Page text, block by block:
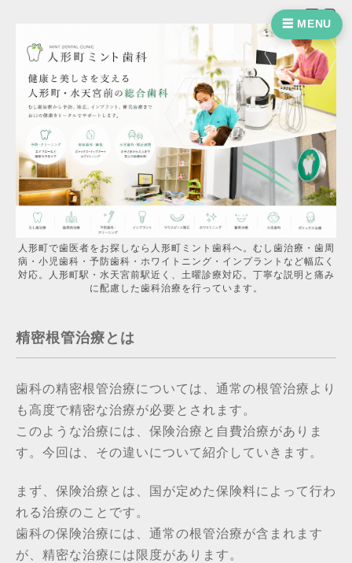
☰ MENU
人形町で歯医者をお探しなら人形町ミント歯科へ。むし歯治療・歯周
病・小児歯科・予防歯科・ホワイトニング・インプラントなど幅広く
対応。人形町駅・水天宮前駅近く、土曜診療対応。丁寧な説明と痛み
に配慮した歯科治療を行っています。
精密根管治療とは
歯科の精密根管治療については、 通常の根管治療より
も高度で精密な治療が必要とされます。
このような治療には、保険治療と自費治療がありま
す。今回は、 その違いについて紹介していきます。
まず、保険治療とは、
国が定めた保険料によって行わ
れる治療のことです。
歯科の保険治療には、通常の根管治療が含まれます
が、 精密な治療には限度があります。